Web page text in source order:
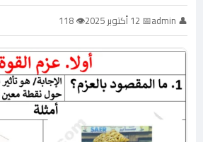
👤 admin 📅 12 أكتوبر 2025 👁 118